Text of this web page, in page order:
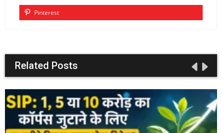
Pinterest
Related Posts